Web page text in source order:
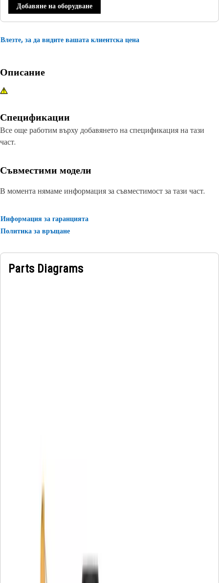
Добавяне на оборудване
Влезте, за да видите вашата клиентска цена
Описание
Спецификации
Все още работим върху добавянето на спецификация на тази
част.
Съвместими модели
В момента нямаме информация за съвместимост за тази част.
Информация за гаранцията
Политика за връщане
Parts Diagrams